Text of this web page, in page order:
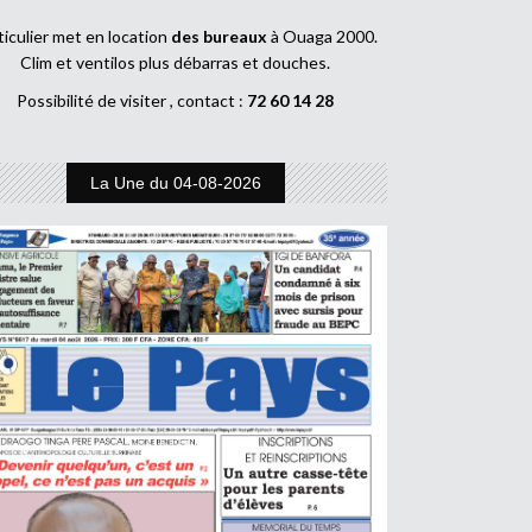
met en location des bureaux à Ouaga 2000.
Clim et ventilos plus débarras et douches.
Possibilité de visiter , contact : 72 60 14 28
La Une du 04-08-2026